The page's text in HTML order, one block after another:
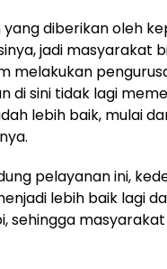
diberikan oleh
jadi masyarakat
di sini tidak lagi
lebih baik, mulai
pelayanan ini,
lebih baik lagi
sehingga